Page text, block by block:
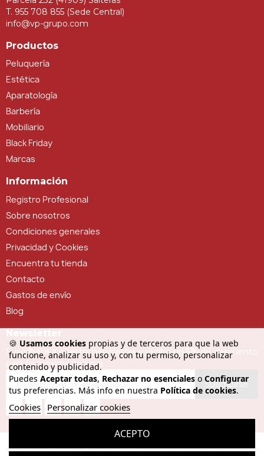
🍪 Usamos cookies propias y de terceros para que la web
funcione, analizar su uso y, con tu permiso, personalizar
contenido y publicidad.
Puedes Aceptar todas, Rechazar no esenciales o Configurar
tus preferencias. Más info en nuestra Política de cookies.
Cookies Personalizar cookies
ACEPTO
T. 955 708 855 (Sede Central)
info@vp-grupo.com
Productos
Peluquería
Estética
Aparatología
Barbería
Mobiliario
Black Friday
Marcas
Información
Registro Profesional
Sobre nosotros
Condiciones generales
Privacidad y Cookies
Encuentra tu tienda
Contacto
Gastos de envío
Blog
Suscríbete a nuestra newsletter y recibe un 5% de descuento
para tu próxima compra
Suscribirse
Copyright © - Versión Profesional. Todos los derechos reservados